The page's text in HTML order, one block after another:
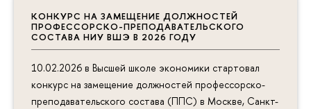
КОНКУРС НА ЗАМЕЩЕНИЕ ДОЛЖНОСТЕЙ
ПРОФЕССОРСКО-ПРЕПОДАВАТЕЛЬСКОГО
СОСТАВА НИУ ВШЭ В 2026 ГОДУ
10.02.2026 в Высшей школе экономики стартовал
конкурс на замещение должностей профессорско-
преподавательского состава (ППС) в Москве, Санкт-